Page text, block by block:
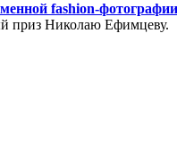
fashion-
приз Николаю Ефимцеву.